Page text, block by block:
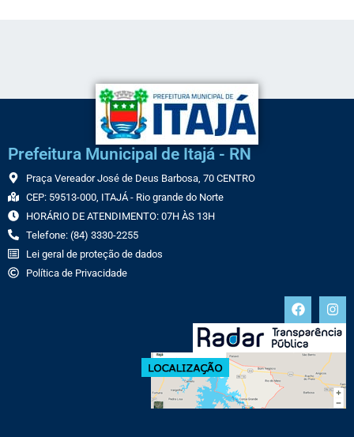
Prefeitura Municipal de Itajá - RN
Praça Vereador José de Deus Barbosa, 70 CENTRO
CEP: 59513-000, ITAJÁ - Rio grande do Norte
HORÁRIO DE ATENDIMENTO: 07H ÀS 13H
Telefone: (84) 3330-2255
Lei geral de proteção de dados
Política de Privacidade